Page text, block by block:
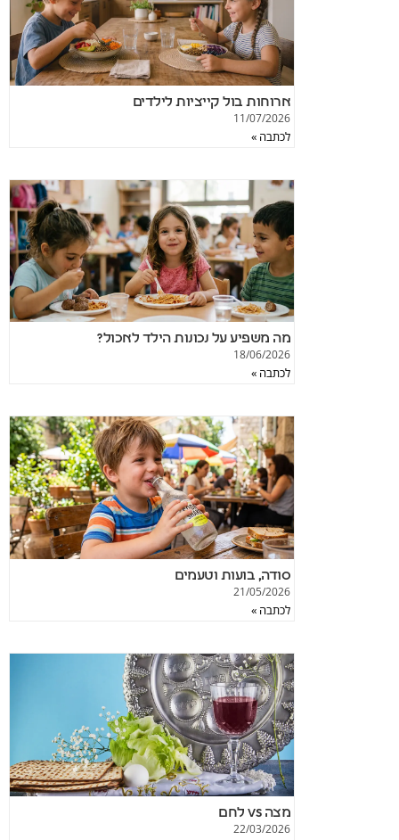
ארוחות בול קייציות לילדים
11/07/2026
לכתבה »
מה משפיע על נכונות הילד לאכול?
18/06/2026
לכתבה »
סודה, בועות וטעמים
21/05/2026
לכתבה »
מצה vs לחם
22/03/2026